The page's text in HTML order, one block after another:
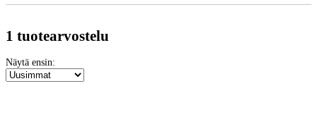
1 tuotearvostelu
Näytä ensin: